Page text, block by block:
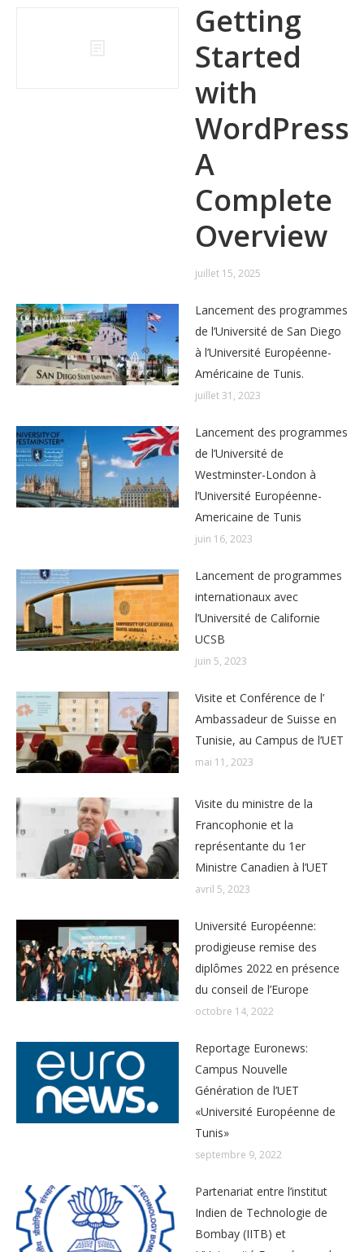
Getting
Started
with
WordPress:
A
Complete
Overview
juillet 15, 2025
Lancement des programmes
de l’Université de San Diego
à l’Université Européenne-
Américaine de Tunis.
juillet 31, 2023
Lancement des programmes
de l’Université de
Westminster-London à
l’Université Européenne-
Americaine de Tunis
juin 16, 2023
Lancement de programmes
internationaux avec
l’Université de Californie
UCSB
juin 5, 2023
Visite et Conférence de l’
Ambassadeur de Suisse en
Tunisie, au Campus de l’UET
mai 11, 2023
Visite du ministre de la
Francophonie et la
représentante du 1er
Ministre Canadien à l’UET
avril 5, 2023
Université Européenne:
prodigieuse remise des
diplômes 2022 en présence
du conseil de l’Europe
octobre 14, 2022
Reportage Euronews:
Campus Nouvelle
Génération de l’UET
«Université Européenne de
Tunis»
septembre 9, 2022
Partenariat entre l’institut
Indien de Technologie de
Bombay (IITB) et